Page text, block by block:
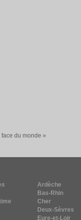
du monde »
Ardèche
Bas-Rhin
Cher
Deux-Sèvres
Eure-et-Loir